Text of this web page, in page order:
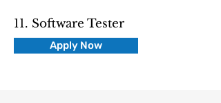
11. Software Tester
Apply Now